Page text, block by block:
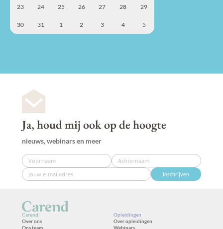
23 24 25 26 27 28 29
30 31 1 2 3 4 5
Ja, houd mij ook op de hoogte
nieuws, webinars en meer
Inschrijven
Carend
Over ons
Ons team
Opleidingen
Over opleidingen
Webinars